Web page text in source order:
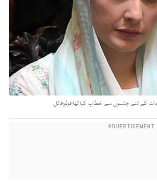
کے لئے جلسوں سے خطاب کیا تھا:فوٹو:فائل